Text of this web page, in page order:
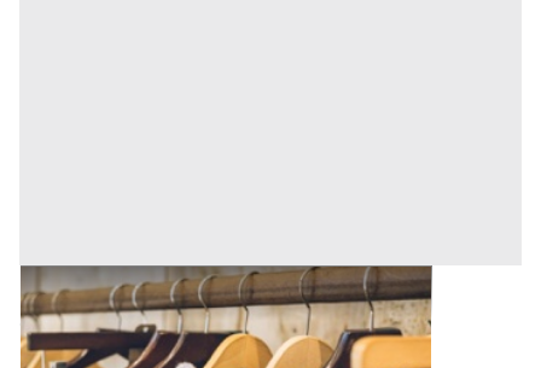
Capi Vestiari all'asta a Padova
Offerta minima
52,50 €